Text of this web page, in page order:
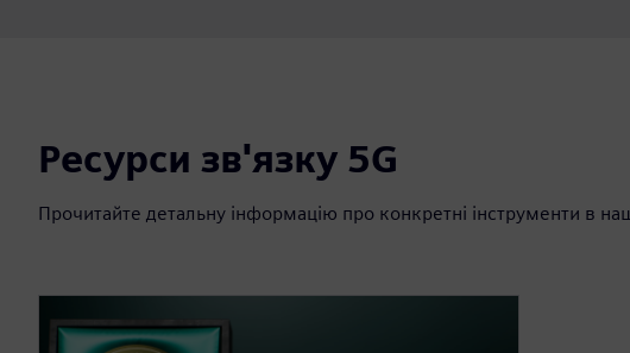
Ресурси зв'язку 5G
Прочитайте детальну інформацію про конкретні інструменти в